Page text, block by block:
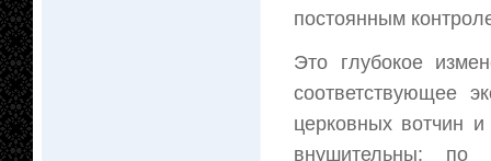
постоянным
Это глубокое
соответствующее
церковных вотчин
внушительны: по